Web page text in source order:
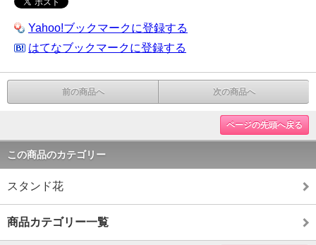
Yahoo!ブックマークに登録する
はてなブックマークに登録する
前の商品へ 次の商品へ
ページの先頭へ戻る
この商品のカテゴリー
スタンド花
商品カテゴリー一覧